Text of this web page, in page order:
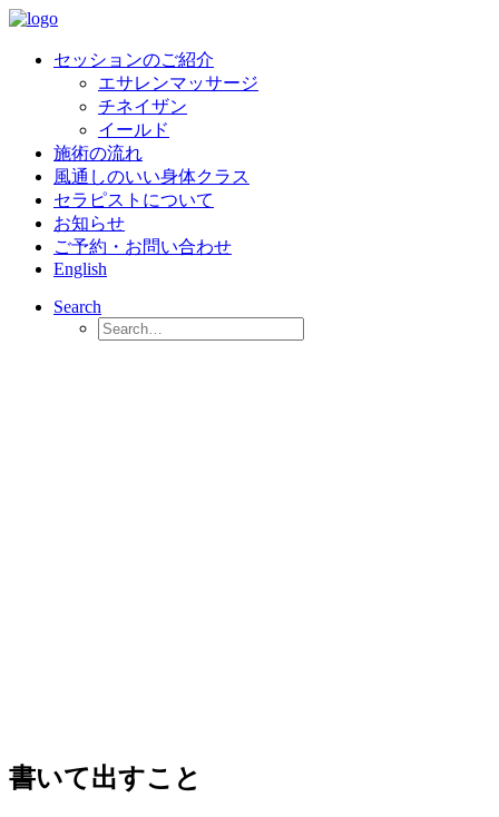
セッションのご紹介
エサレンマッサージ
チネイザン
イールド
施術の流れ
風通しのいい身体クラス
セラピストについて
お知らせ
ご予約・お問い合わせ
English
Search
書いて出すこと